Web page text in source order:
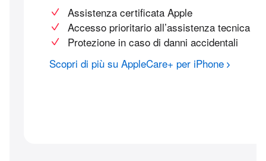
Assistenza certificata Apple
Accesso prioritario all’assistenza tecnica
Protezione in caso di danni accidentali
Scopri di più su AppleCare+ per iPhone